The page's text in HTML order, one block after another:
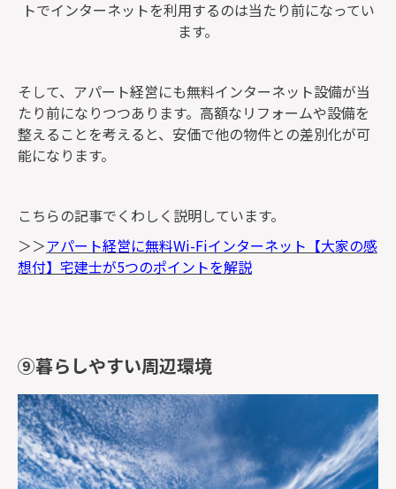
トでインターネットを利用するのは当たり前になってい
ます。
そして、アパート経営にも無料インターネット設備が当
たり前になりつつあります。高額なリフォームや設備を
整えることを考えると、安価で他の物件との差別化が可
能になります。
こちらの記事でくわしく説明しています。
＞＞アパート経営に無料Wi-Fiインターネット【大家の感
想付】宅建士が5つのポイントを解説
⑨暮らしやすい周辺環境